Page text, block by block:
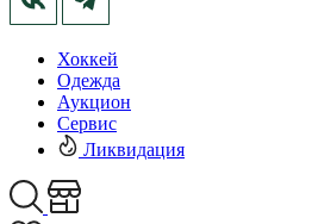
Хоккей
Одежда
Аукцион
Сервис
Ликвидация